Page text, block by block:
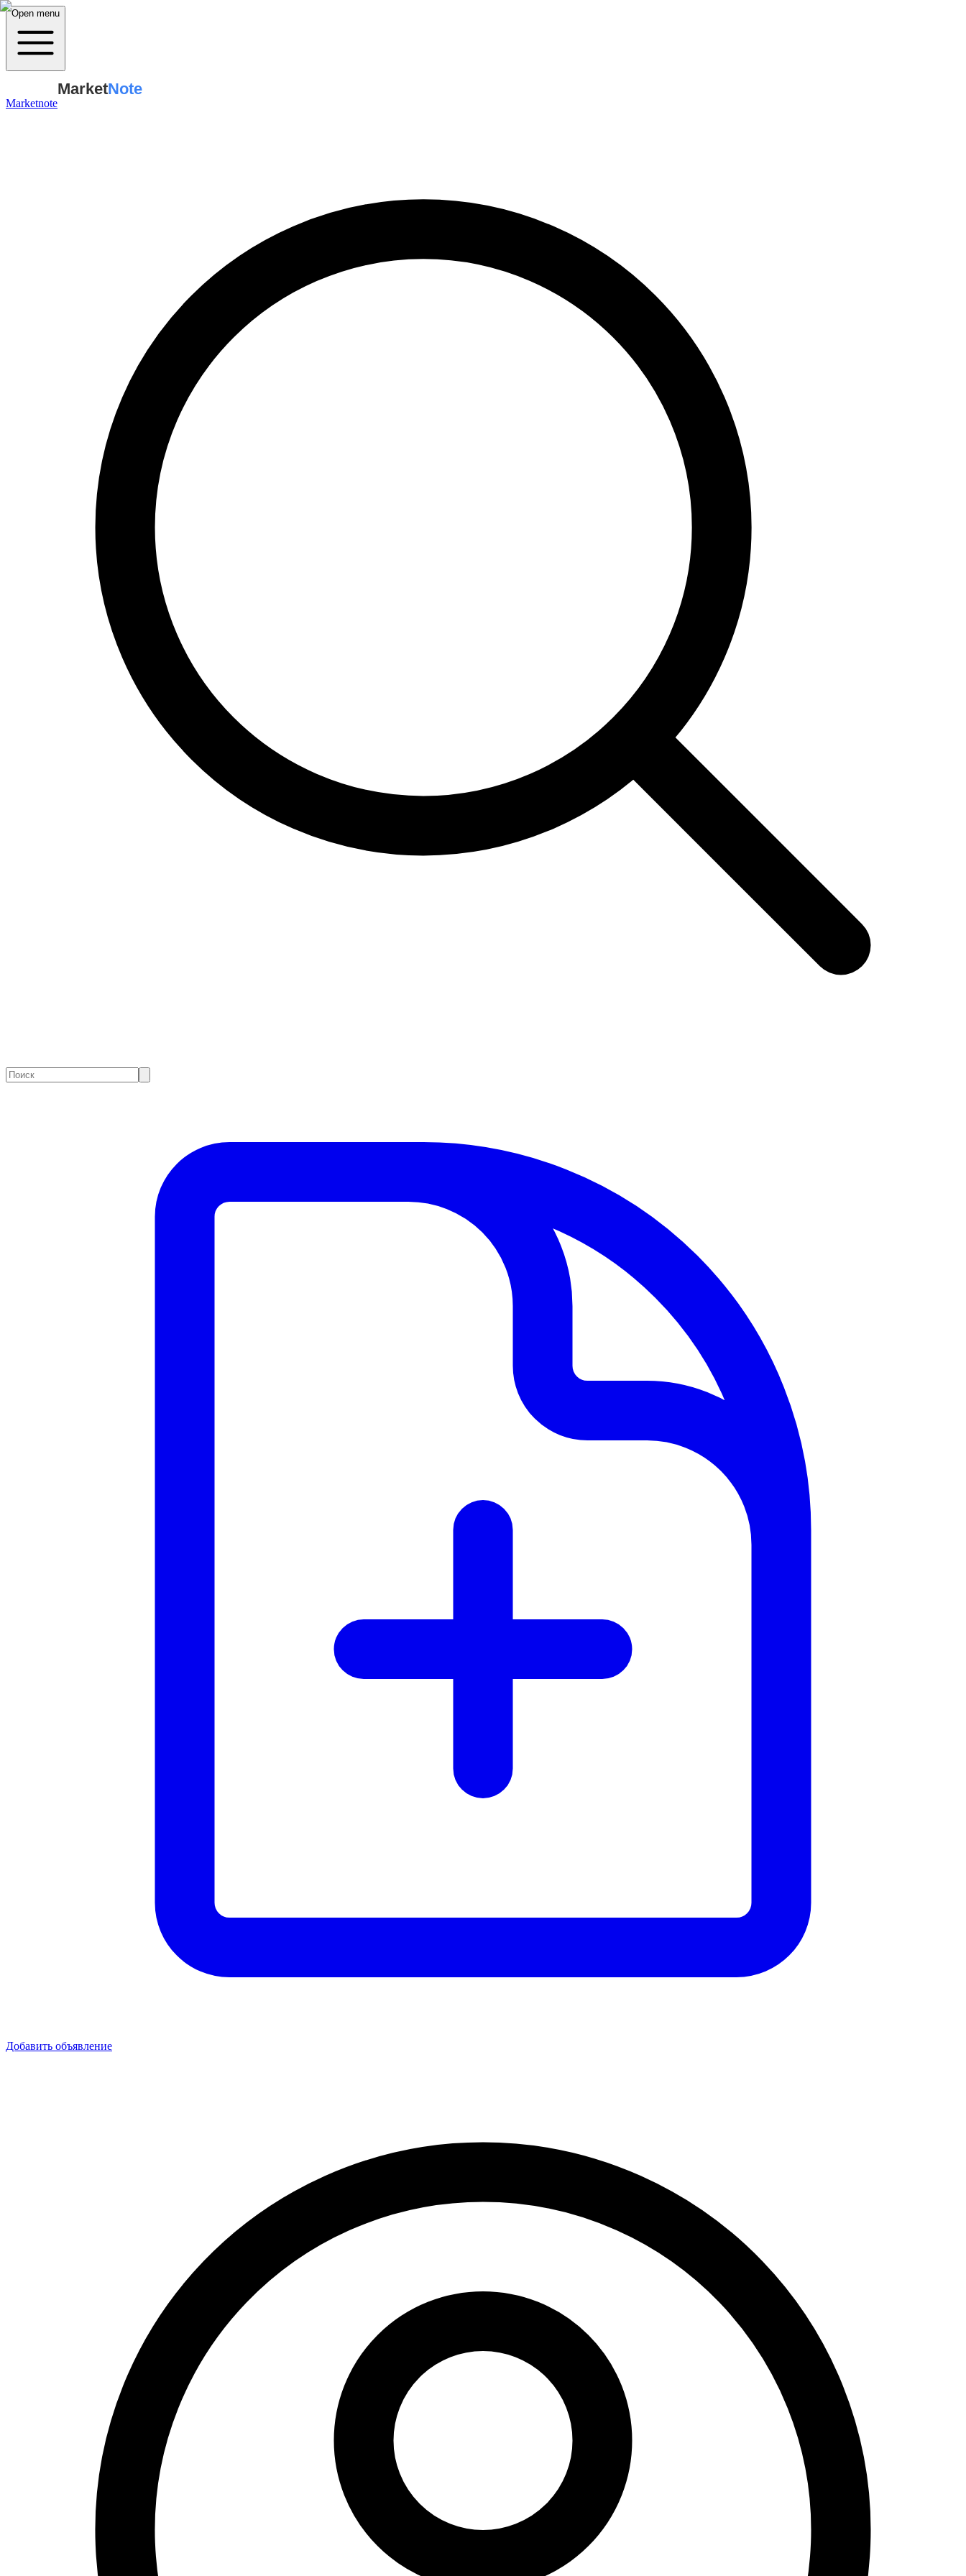
Open menu
Marketnote
MarketNote
Добавить объявление